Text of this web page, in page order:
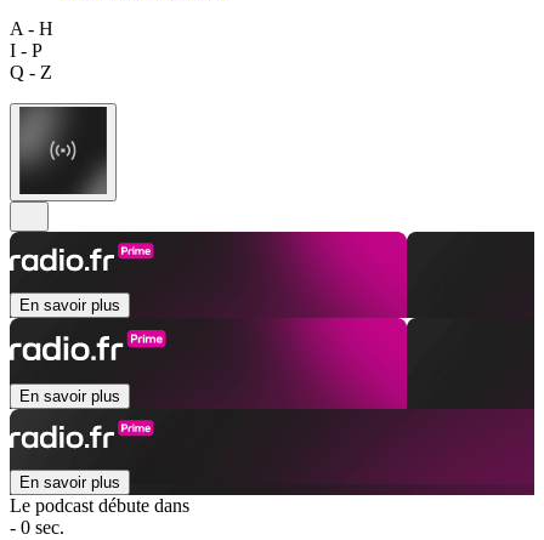
A - H
I - P
Q - Z
En savoir plus
En savoir plus
En savoir plus
Le podcast débute dans
- 0 sec.